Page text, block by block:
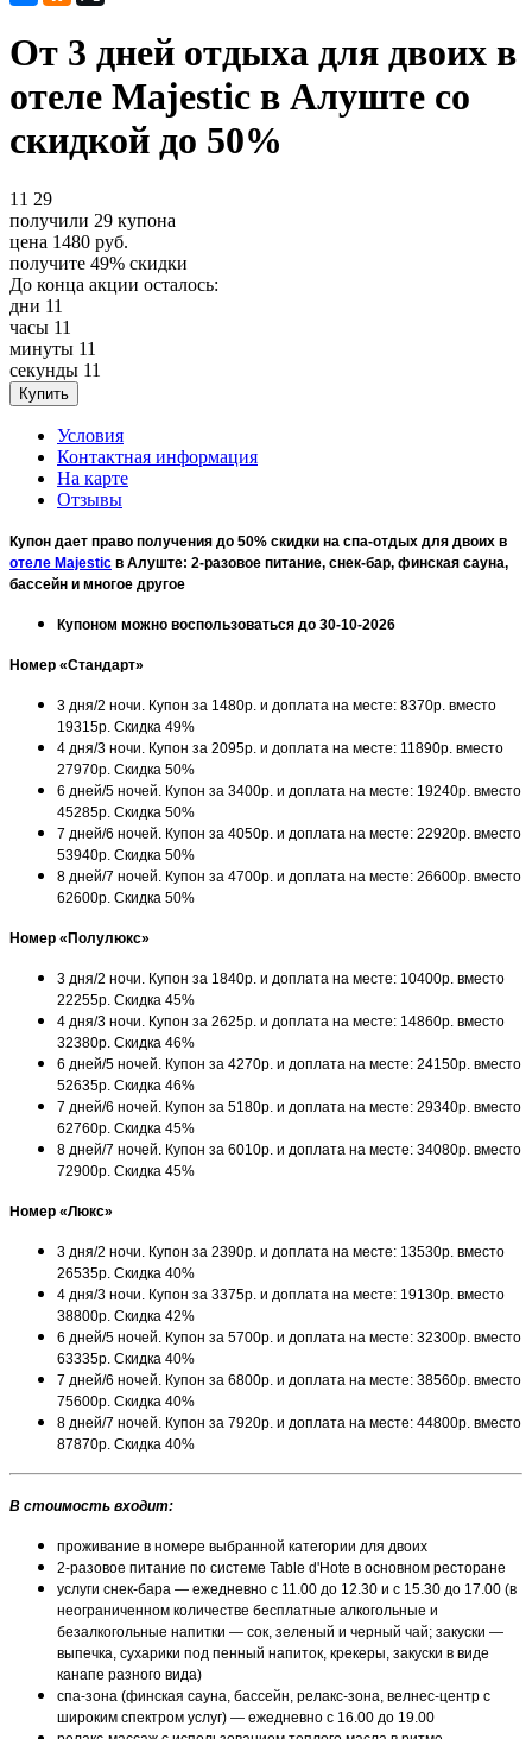
От 3 дней отдыха для двоих в
отеле Majestic в Алуште со
скидкой до 50%
11 29
получили 29 купона
цена 1480 руб.
получите 49% скидки
До конца акции осталось:
дни 11
часы 11
минуты 11
секунды 11
Условия
Контактная информация
На карте
Отзывы
Купон дает право получения до 50% скидки на спа-отдых для двоих в
отеле Majestic в Алуште: 2-разовое питание, снек-бар, финская сауна,
бассейн и многое другое
Купоном можно воспользоваться до 30-10-2026
Номер «Стандарт»
3 дня/2 ночи. Купон за 1480р. и доплата на месте: 8370р. вместо
19315р. Скидка 49%
4 дня/3 ночи. Купон за 2095р. и доплата на месте: 11890р. вместо
27970р. Скидка 50%
6 дней/5 ночей. Купон за 3400р. и доплата на месте: 19240р. вместо
45285р. Скидка 50%
7 дней/6 ночей. Купон за 4050р. и доплата на месте: 22920р. вместо
53940р. Скидка 50%
8 дней/7 ночей. Купон за 4700р. и доплата на месте: 26600р. вместо
62600р. Скидка 50%
Номер «Полулюкс»
3 дня/2 ночи. Купон за 1840р. и доплата на месте: 10400р. вместо
22255р. Скидка 45%
4 дня/3 ночи. Купон за 2625р. и доплата на месте: 14860р. вместо
32380р. Скидка 46%
6 дней/5 ночей. Купон за 4270р. и доплата на месте: 24150р. вместо
52635р. Скидка 46%
7 дней/6 ночей. Купон за 5180р. и доплата на месте: 29340р. вместо
62760р. Скидка 45%
8 дней/7 ночей. Купон за 6010р. и доплата на месте: 34080р. вместо
72900р. Скидка 45%
Номер «Люкс»
3 дня/2 ночи. Купон за 2390р. и доплата на месте: 13530р. вместо
26535р. Скидка 40%
4 дня/3 ночи. Купон за 3375р. и доплата на месте: 19130р. вместо
38800р. Скидка 42%
6 дней/5 ночей. Купон за 5700р. и доплата на месте: 32300р. вместо
63335р. Скидка 40%
7 дней/6 ночей. Купон за 6800р. и доплата на месте: 38560р. вместо
75600р. Скидка 40%
8 дней/7 ночей. Купон за 7920р. и доплата на месте: 44800р. вместо
87870р. Скидка 40%
В стоимость входит:
проживание в номере выбранной категории для двоих
2-разовое питание по системе Table d'Hote в основном ресторане
услуги снек-бара — ежедневно с 11.00 до 12.30 и с 15.30 до 17.00 (в
неограниченном количестве бесплатные алкогольные и
безалкогольные напитки — сок, зеленый и черный чай; закуски —
выпечка, сухарики под пенный напиток, крекеры, закуски в виде
канапе разного вида)
спа-зона (финская сауна, бассейн, релакс-зона, велнес-центр с
широким спектром услуг) — ежедневно с 16.00 до 19.00